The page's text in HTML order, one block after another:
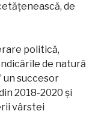
de
politică,
de natură
un succesor
2018-2020 și
vârstei